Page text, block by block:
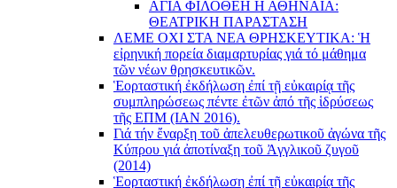
ΑΓΙΑ ΦΙΛΟΘΕΗ Η ΑΘΗΝΑΙΑ:
ΘΕΑΤΡΙΚΗ ΠΑΡΑΣΤΑΣΗ
ΛΕΜΕ ΟΧΙ ΣΤΑ ΝΕΑ ΘΡΗΣΚΕΥΤΙΚΑ: Ἡ
εἰρηνική πορεία διαμαρτυρίας γιά τό μάθημα
τῶν νέων θρησκευτικῶν.
Ἑορταστική ἐκδήλωση ἐπί τῇ εὐκαιρίᾳ τῆς
συμπληρώσεως πέντε ἐτῶν ἀπό τῆς ἱδρύσεως
τῆς ΕΠΜ (ΙΑΝ 2016).
Γιά τήν ἔναρξη τοῦ ἀπελευθερωτικοῦ ἀγώνα τῆς
Κύπρου γιά ἀποτίναξη τοῦ Ἀγγλικοῦ ζυγοῦ
(2014)
Ἑορταστική ἐκδήλωση ἐπί τῇ εὐκαιρίᾳ τῆς